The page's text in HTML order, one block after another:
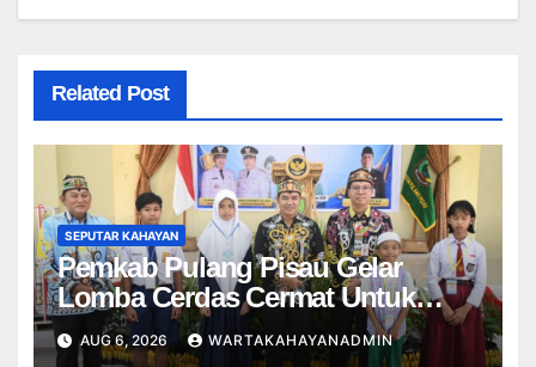
Related Post
SEPUTAR KAHAYAN
Pemkab Pulang Pisau Gelar
Lomba Cerdas Cermat Untuk
Pelajar
AUG 6, 2026 WARTAKAHAYANADMIN